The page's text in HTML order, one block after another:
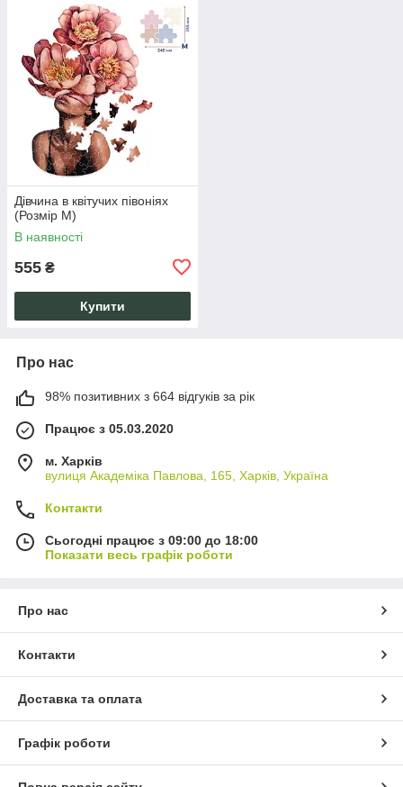
Дівчина в квітучих півоніях
(Розмір M)
В наявності
555 ₴
Купити
Про нас
98% позитивних з 664 відгуків за рік
Працює з 05.03.2020
м. Харків
вулиця Академіка Павлова, 165, Харків, Україна
Контакти
Сьогодні працює з 09:00 до 18:00
Показати весь графік роботи
Про нас
Контакти
Доставка та оплата
Графік роботи